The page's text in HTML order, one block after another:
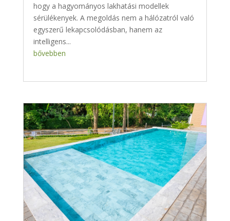
hogy a hagyományos lakhatási modellek
sérülékenyek. A megoldás nem a hálózatról való
egyszerű lekapcsolódásban, hanem az
intelligens...
bővebben